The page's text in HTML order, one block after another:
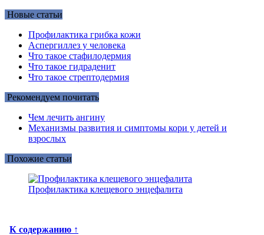
Новые статьи
Профилактика грибка кожи
Аспергиллез у человека
Что такое стафилодермия
Что такое гидраденит
Что такое стрептодермия
Рекомендуем почитать
Чем лечить ангину
Механизмы развития и симптомы кори у детей и
взрослых
Похожие статьи
Профилактика клещевого энцефалита
К содержанию ↑